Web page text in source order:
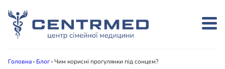
Головна› Блог›Чим корисні прогулянки під сонцем?